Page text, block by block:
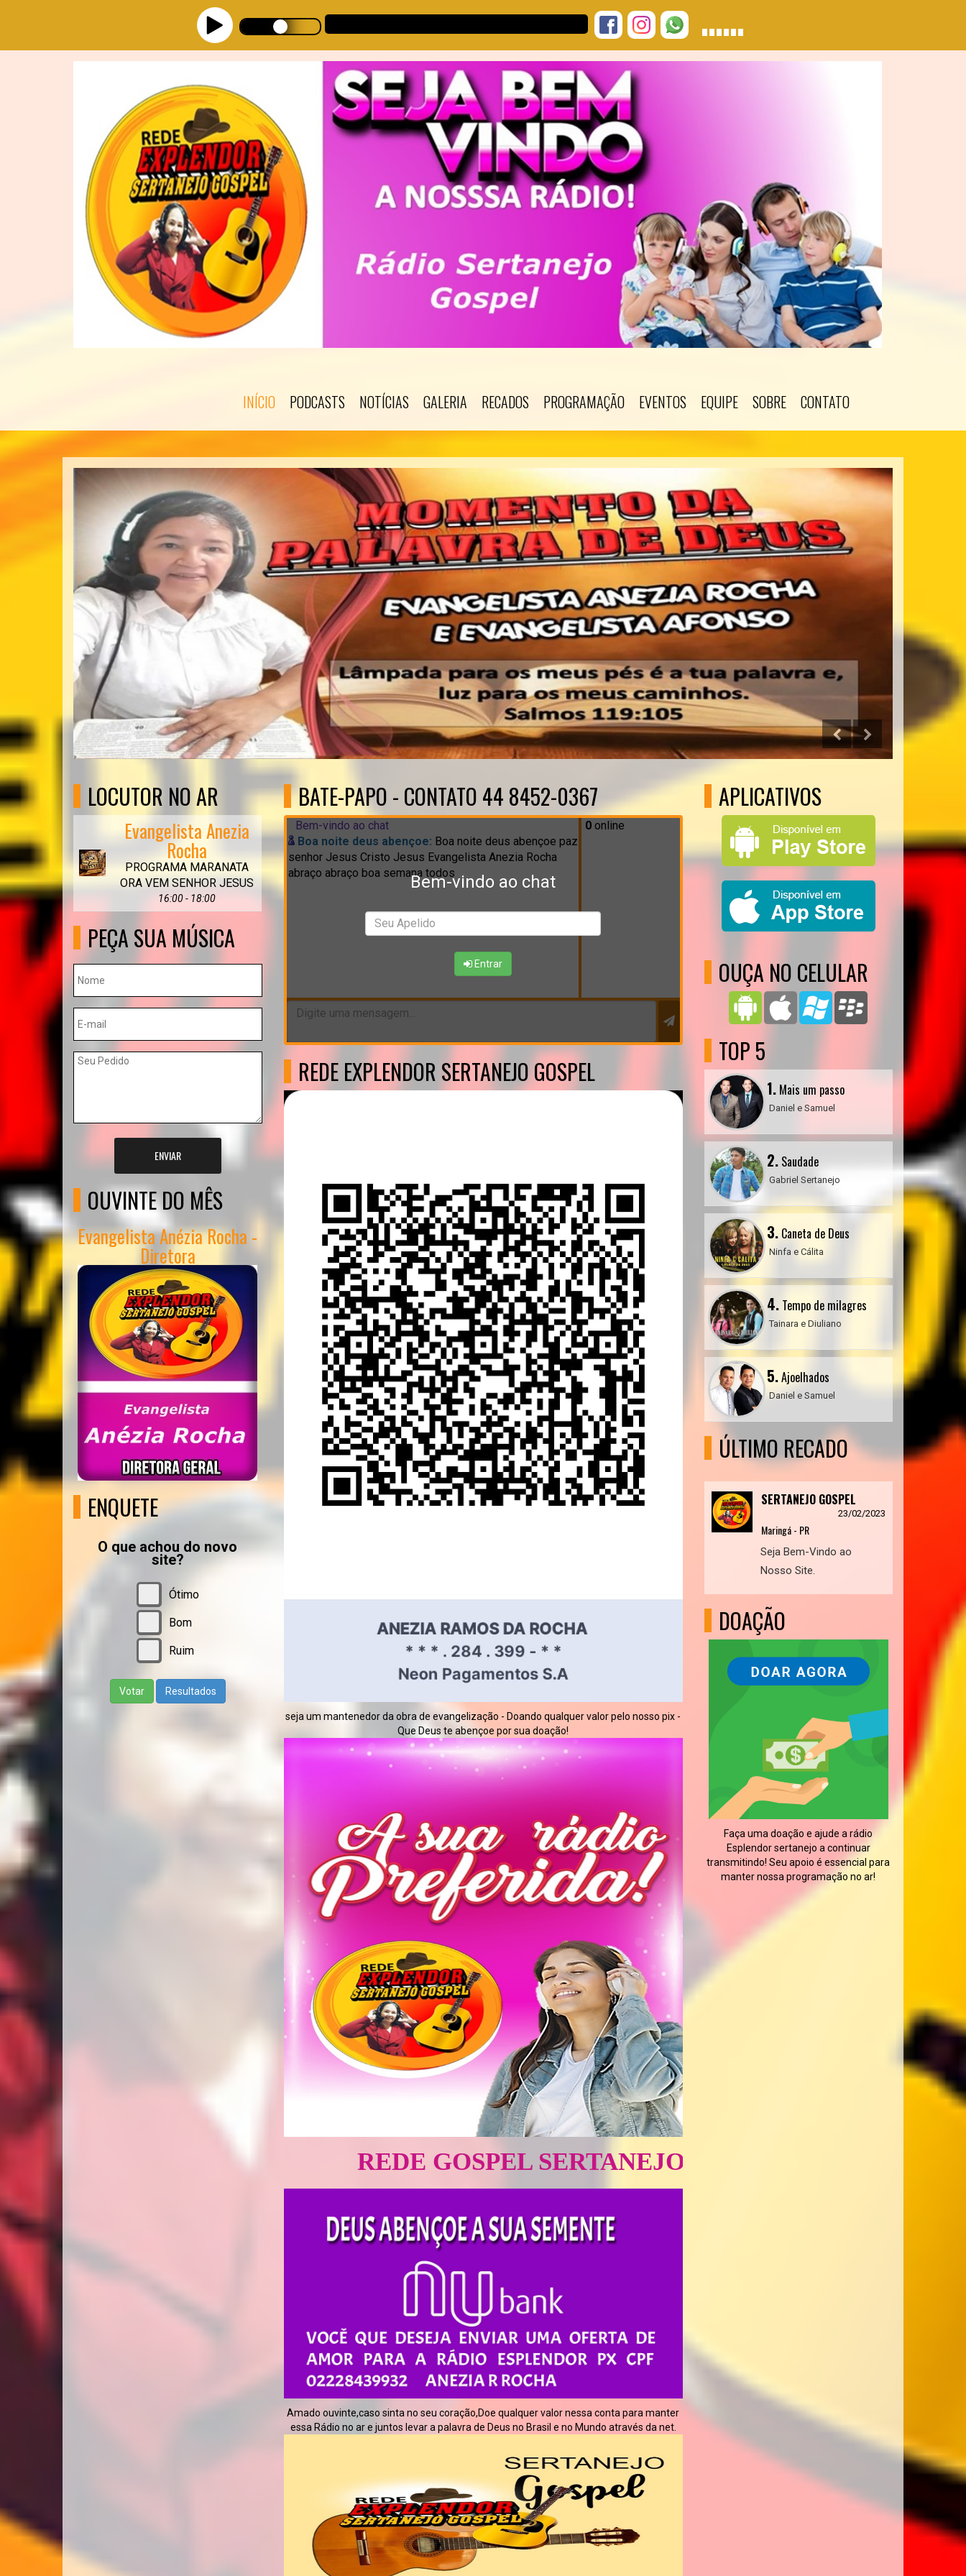
INÍCIO PODCASTS NOTÍCIAS GALERIA RECADOS PROGRAMAÇÃO EVENTOS EQUIPE SOBRE CONTATO
LOCUTOR NO AR
Evangelista Anezia
Rocha
PROGRAMA MARANATA
ORA VEM SENHOR JESUS
16:00 - 18:00
PEÇA SUA MÚSICA
ENVIAR
OUVINTE DO MÊS
Evangelista Anézia Rocha -
Diretora
ENQUETE
O que achou do novo
site?
Ótimo
Bom
Ruim
Votar Resultados
BATE-PAPO - CONTATO 44 8452-0367
Bem-vindo ao chat
Entrar
Bem-vindo ao chat
Boa noite deus abençoe: Boa noite deus abençoe paz
senhor Jesus Cristo Jesus Evangelista Anezia Rocha
abraço abraço boa semana todos
0online
REDE EXPLENDOR SERTANEJO GOSPEL
seja um mantenedor da obra de evangelização - Doando qualquer valor pelo nosso pix -
Que Deus te abençoe por sua doação!
REDE GOSPEL SERTANEJO
Amado ouvinte,caso sinta no seu coração,Doe qualquer valor nessa conta para manter
essa Rádio no ar e juntos levar a palavra de Deus no Brasil e no Mundo através da net.
APLICATIVOS
OUÇA NO CELULAR
TOP 5
1.Mais um passo
Daniel e Samuel
2.Saudade
Gabriel Sertanejo
3.Caneta de Deus
Ninfa e Cálita
4.Tempo de milagres
Tainara e Diuliano
5.Ajoelhados
Daniel e Samuel
ÚLTIMO RECADO
SERTANEJO GOSPEL
23/02/2023
Maringá - PR
Seja Bem-Vindo ao
Nosso Site.
DOAÇÃO
Faça uma doação e ajude a rádio
Esplendor sertanejo a continuar
transmitindo! Seu apoio é essencial para
manter nossa programação no ar!